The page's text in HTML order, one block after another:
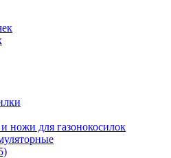
ножи для газонокосилок